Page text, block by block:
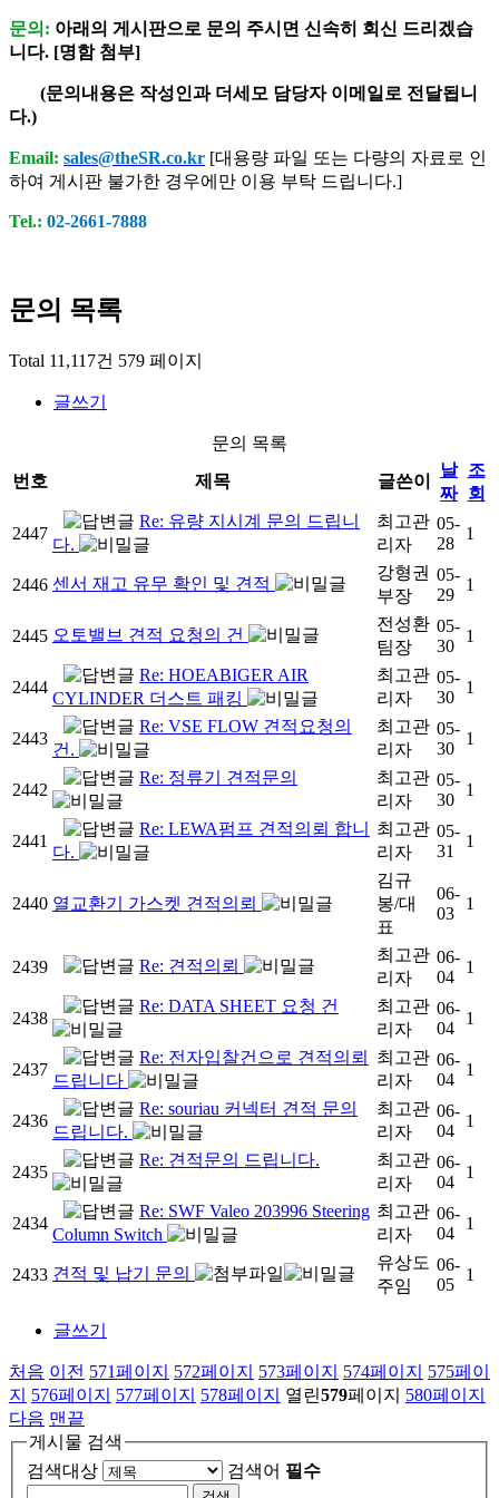
문의: 아래의 게시판으로 문의 주시면 신속히 회신 드리겠습
니다. [명함 첨부]
(문의내용은 작성인과 더세모 담당자 이메일로 전달됩니
다.)
Email: sales@theSR.co.kr [대용량 파일 또는 다량의 자료로 인
하여 게시판 불가한 경우에만 이용 부탁 드립니다.]
Tel.: 02-2661-7888
문의 목록
Total 11,117건 579 페이지
글쓰기
문의 목록
번호
제목 글쓴이
날
짜
조
회
2447
Re: 유량 지시계 문의 드립니
다.
최고관
리자
05-
28
1
2446 센서 재고 유무 확인 및 견적
강형권
부장
05-
29
1
2445 오토밸브 견적 요청의 건
전성환
팀장
05-
30
1
2444
Re: HOEABIGER AIR
CYLINDER 더스트 패킹
최고관
리자
05-
30
1
2443
Re: VSE FLOW 견적요청의
건.
최고관
리자
05-
30
1
2442
Re: 정류기 견적문의
최고관
리자
05-
30
1
2441
Re: LEWA펌프 견적의뢰 합니
다.
최고관
리자
05-
31
1
2440 열교환기 가스켓 견적의뢰
김규
봉/대
표
06-
03
1
2439 Re: 견적의뢰
최고관
리자
06-
04
1
2438
Re: DATA SHEET 요청 건
최고관
리자
06-
04
1
2437
Re: 전자입찰건으로 견적의뢰
드립니다
최고관
리자
06-
04
1
2436
Re: souriau 커넥터 견적 문의
드립니다.
최고관
리자
06-
04
1
2435
Re: 견적문의 드립니다.
최고관
리자
06-
04
1
2434
Re: SWF Valeo 203996 Steering
Column Switch
최고관
리자
06-
04
1
2433 견적 및 납기 문의
유상도
주임
06-
05
1
글쓰기
처음 이전 571페이지 572페이지 573페이지 574페이지 575페이
지
576페이지 577페이지 578페이지 열린579페이지 580페이지
다음 맨끝
게시물 검색
검색대상
검색어 필수